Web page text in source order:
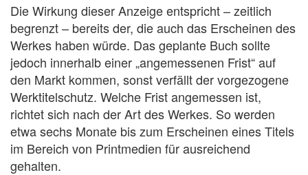
Die Wirkung dieser Anzeige entspricht – zeitlich
begrenzt – bereits der, die auch das Erscheinen des
Werkes haben würde. Das geplante Buch sollte
jedoch innerhalb einer „angemessenen Frist“ auf
den Markt kommen, sonst verfällt der vorgezogene
Werktitelschutz. Welche Frist angemessen ist,
richtet sich nach der Art des Werkes. So werden
etwa sechs Monate bis zum Erscheinen eines Titels
im Bereich von Printmedien für ausreichend
gehalten.